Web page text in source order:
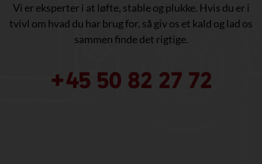
Vi er eksperter i at løfte, stable og plukke. Hvis du er i
tvivl om hvad du har brug for, så giv os et kald og lad os
sammen finde det rigtige.
+45 50 82 27 72